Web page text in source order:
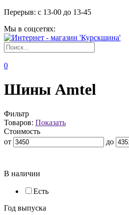
Перерыв: с 13-00 до 13-45
Мы в соцсетях:
0
Шины Amtel
Фильтр
Товаров: Показать
Стоимость
от
до
В наличии
Есть
Год выпуска